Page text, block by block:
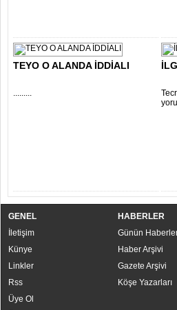
TEYO O ALANDA İDDİALI
.........
GENEL
İletişim
Künye
Linkler
Rss
Üye Ol
HABERLER
Günün
Haber Arşivi
Gazete Arşivi
Köşe Yazarları